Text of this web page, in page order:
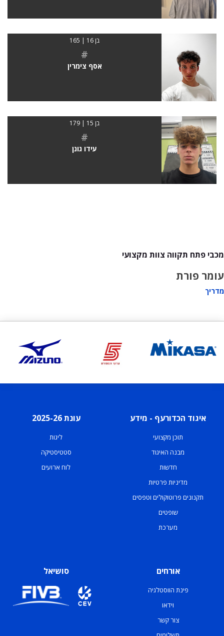
בן 16 | 165
#
אסף צימרין
בן 15 | 179
#
עידו גונן
מכבי פתח תקווה צוות מקצועי
עומר פורת
מדריך
איגוד הכדורעף - מידע
תוכן מקצועי
מבנה האיגוד
חדשות
מדיניות פרטיות
תקנונים פרוטוקולים וטפסים
שופטים
מערכת
עונת 2025-26
ליגות
סטטיסטיקה
לוח ארועים
אורחים
פינת הווסטלגיה
וידאו
צור קשר
סושיאל